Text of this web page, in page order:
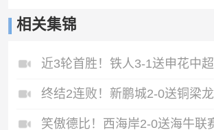
相关集锦